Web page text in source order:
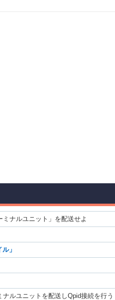
ミナルユニット」を配送せよ
」
ナルユニットを配送しQpid接続を行う